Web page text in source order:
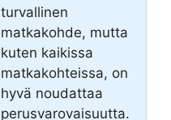
turvallinen
matkakohde, mutta
kuten kaikissa
matkakohteissa, on
hyvä noudattaa
perusvarovaisuutta.